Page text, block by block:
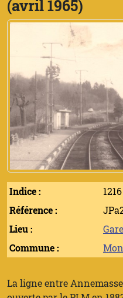
(avril 1965)
Indice :
1216
Référence :
Lieu :
Commune :
La ligne entre